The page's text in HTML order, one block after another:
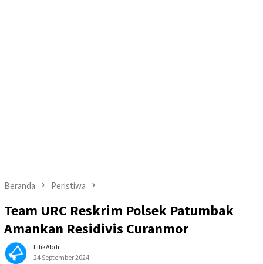
Beranda Peristiwa
Team URC Reskrim Polsek Patumbak
Amankan Residivis Curanmor
LilikAbdi
24 September 2024